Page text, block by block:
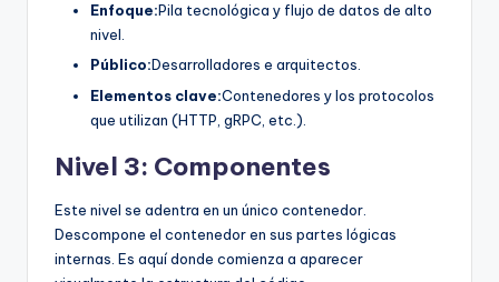
Enfoque:Pila tecnológica y flujo de datos de alto
nivel.
Público:Desarrolladores e arquitectos.
Elementos clave:Contenedores y los protocolos
que utilizan (HTTP, gRPC, etc.).
Nivel 3: Componentes
Este nivel se adentra en un único contenedor.
Descompone el contenedor en sus partes lógicas
internas. Es aquí donde comienza a aparecer